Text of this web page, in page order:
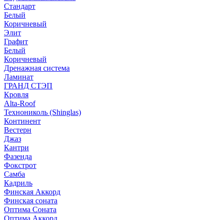
Стандарт
Белый
Коричневый
Элит
Графит
Белый
Коричневый
Дренажная система
Ламинат
ГРАНД СТЭП
Кровля
Alta-Roof
Технониколь (Shinglas)
Континент
Вестерн
Джаз
Кантри
Фазенда
Фокстрот
Самба
Кадриль
Финская Аккорд
Финская соната
Оптима Соната
Оптима Аккорд